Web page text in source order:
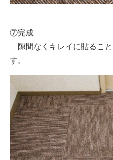
⑦完成
隙間なくキレイに貼るこ
す。